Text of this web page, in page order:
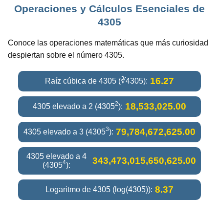
Operaciones y Cálculos Esenciales de
4305
Conoce las operaciones matemáticas que más curiosidad
despiertan sobre el número 4305.
Raíz cúbica de 4305 (∛4305): 16.27
4305 elevado a 2 (43052): 18,533,025.00
4305 elevado a 3 (43053): 79,784,672,625.00
4305 elevado a 4
(43054): 343,473,015,650,625.00
Logaritmo de 4305 (log(4305)): 8.37